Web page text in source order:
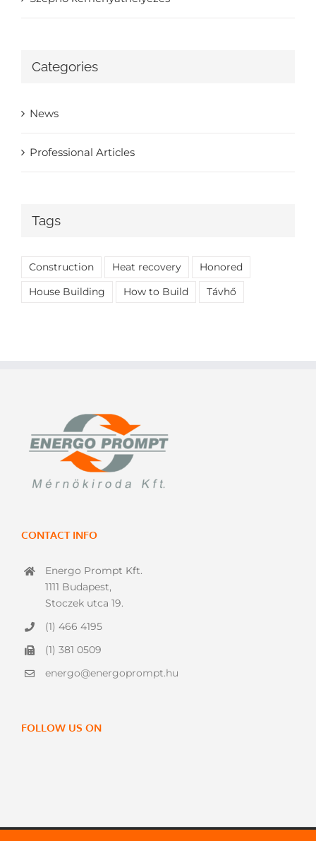
Categories
News
Professional Articles
Tags
Construction Heat recovery Honored
House Building How to Build Távhő
CONTACT INFO
Energo Prompt Kft.
1111 Budapest,
Stoczek utca 19.
(1) 466 4195
(1) 381 0509
energo@energoprompt.hu
FOLLOW US ON